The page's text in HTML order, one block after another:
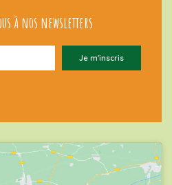
à nos newsletters